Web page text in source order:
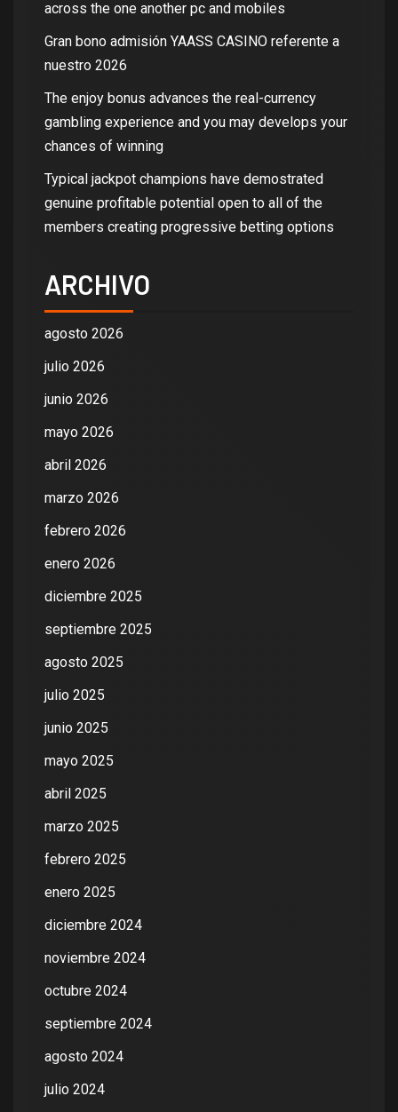
across the one another pc and mobiles
Gran bono admisión YAASS CASINO referente a
nuestro 2026
The enjoy bonus advances the real-currency
gambling experience and you may develops your
chances of winning
Typical jackpot champions have demostrated
genuine profitable potential open to all of the
members creating progressive betting options
ARCHIVO
agosto 2026
julio 2026
junio 2026
mayo 2026
abril 2026
marzo 2026
febrero 2026
enero 2026
diciembre 2025
septiembre 2025
agosto 2025
julio 2025
junio 2025
mayo 2025
abril 2025
marzo 2025
febrero 2025
enero 2025
diciembre 2024
noviembre 2024
octubre 2024
septiembre 2024
agosto 2024
julio 2024